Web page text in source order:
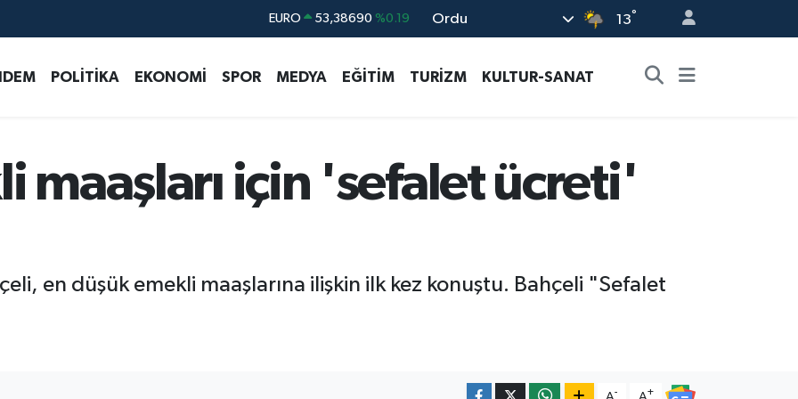
EURO 53,38690 %0.19
G.ALTIN 6862,09000 %0.19
DOLAR 45,43620 %0.02
Ordu 13°
POLİTİKA EKONOMİ SPOR MEDYA EĞİTİM TURİZM KULTUR-SANAT
maaşları için 'sefalet ücreti'
en düşük emekli maaşlarına ilişkin ilk kez konuştu. Bahçeli "Sefalet
- +